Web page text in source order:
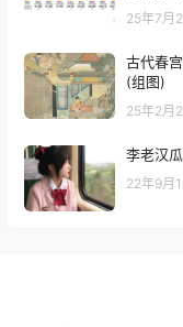
25年7月
古代春
(组图)
25年2月
李老汉
22年9月1